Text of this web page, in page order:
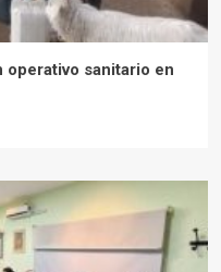
operativo sanitario en